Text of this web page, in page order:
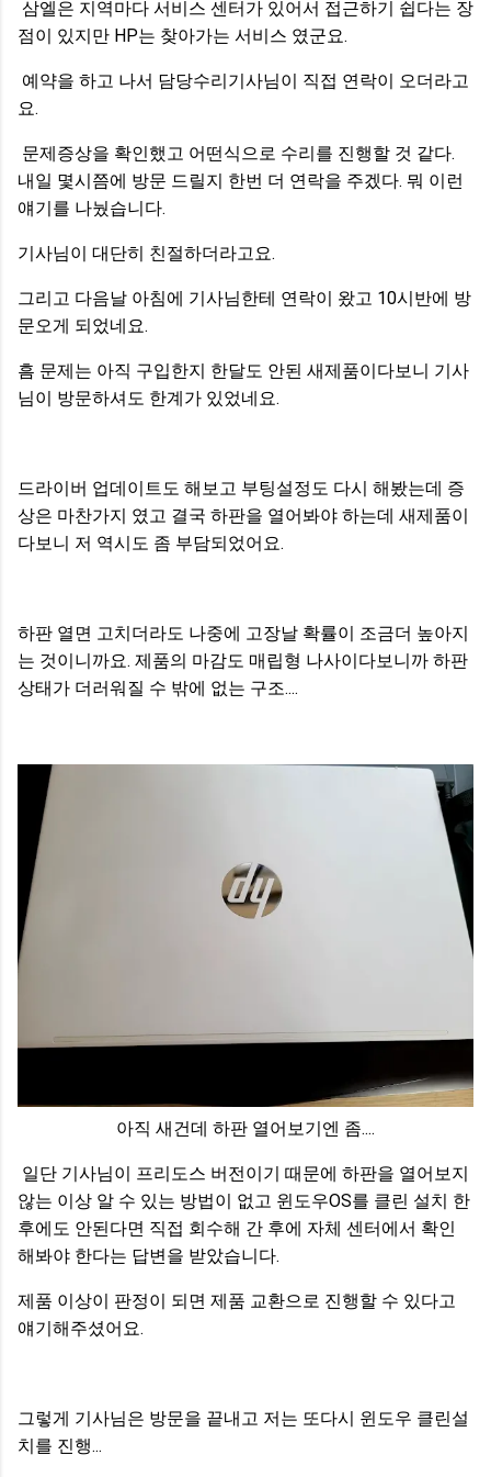
삼엘은 지역마다 서비스 센터가 있어서 접근하기 쉽다는 장
점이 있지만 HP는 찾아가는 서비스 였군요.
예약을 하고 나서 담당수리기사님이 직접 연락이 오더라고
요.
문제증상을 확인했고 어떤식으로 수리를 진행할 것 같다.
내일 몇시쯤에 방문 드릴지 한번 더 연락을 주겠다. 뭐 이런
얘기를 나눴습니다.
기사님이 대단히 친절하더라고요.
그리고 다음날 아침에 기사님한테 연락이 왔고 10시반에 방
문오게 되었네요.
흠 문제는 아직 구입한지 한달도 안된 새제품이다보니 기사
님이 방문하셔도 한계가 있었네요.
드라이버 업데이트도 해보고 부팅설정도 다시 해봤는데 증
상은 마찬가지 였고 결국 하판을 열어봐야 하는데 새제품이
다보니 저 역시도 좀 부담되었어요.
하판 열면 고치더라도 나중에 고장날 확률이 조금더 높아지
는 것이니까요. 제품의 마감도 매립형 나사이다보니까 하판
상태가 더러워질 수 밖에 없는 구조....
아직 새건데 하판 열어보기엔 좀....
일단 기사님이 프리도스 버전이기 때문에 하판을 열어보지
않는 이상 알 수 있는 방법이 없고 윈도우OS를 클린 설치 한
후에도 안된다면 직접 회수해 간 후에 자체 센터에서 확인
해봐야 한다는 답변을 받았습니다.
제품 이상이 판정이 되면 제품 교환으로 진행할 수 있다고
얘기해주셨어요.
그렇게 기사님은 방문을 끝내고 저는 또다시 윈도우 클린설
치를 진행...